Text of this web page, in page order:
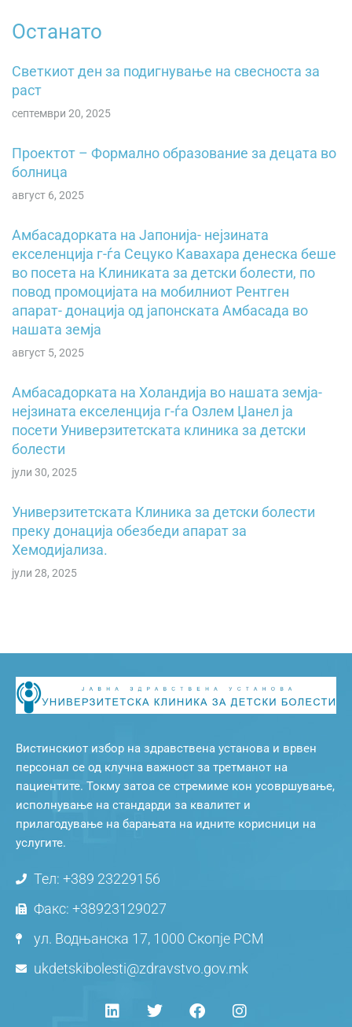
Останато
Светкиот ден за подигнување на свесностa зa
pacт
септември 20, 2025
Проектот – Формално образование за децата во
болница
август 6, 2025
Амбасадорката на Јапонија- нејзината
екселенција г-ѓа Сецуко Кавахара денеска беше
во посета на Клиниката за детски болести, по
повод промоцијата на мобилниот Рентген
апарат- донација од јапонската Амбасада во
нашата земја
август 5, 2025
Амбасадорката на Холандија во нашата земја-
нејзината екселенција г-ѓа Озлем Џанел ја
посети Универзитетската клиника за детски
болести
јули 30, 2025
Универзитетската Клиника за детски болести
преку донација обезбеди апарат за
Хемодијализа.
јули 28, 2025
Вистинскиот избор на здравствена установа и врвен
персонал се од клучна важност за третманот на
пациентите. Токму затоа се стремиме кон усовршување,
исполнување на стандарди за квалитет и
прилагодување на барањата на идните корисници на
услугите.
Тел: +389 23229156
Факс: +38923129027
ул. Водњанска 17, 1000 Скопје РСМ
ukdetskibolesti@zdravstvo.gov.mk